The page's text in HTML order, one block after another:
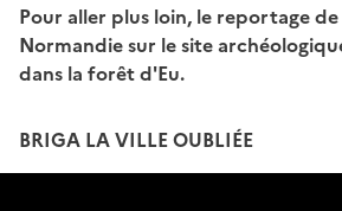
Pour aller plus loin, le reportage
Normandie sur le site
dans la forêt d'Eu.
BRIGA LA VILLE OUBLIÉE